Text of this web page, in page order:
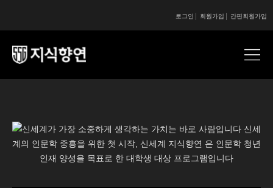
간편회원가입
회원가입
로그인